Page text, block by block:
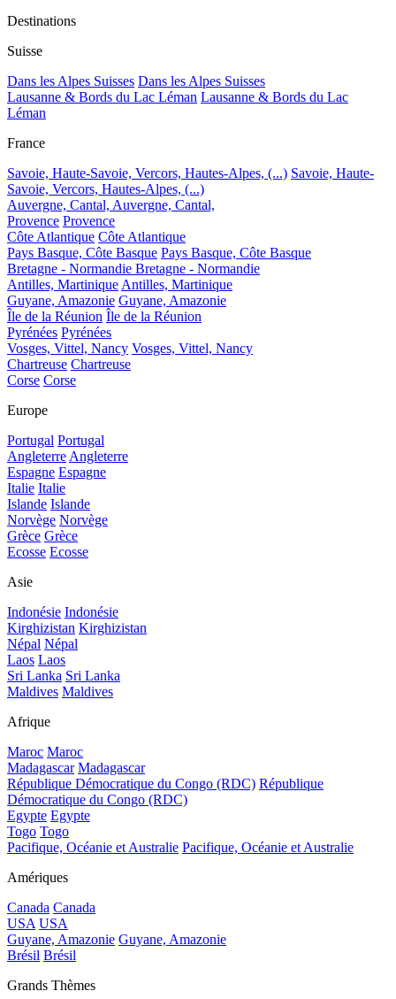
Destinations
Suisse
Dans les Alpes Suisses Dans les Alpes Suisses
Lausanne & Bords du Lac Léman Lausanne & Bords du Lac
Léman
France
Savoie, Haute-Savoie, Vercors, Hautes-Alpes, (...) Savoie, Haute-
Savoie, Vercors, Hautes-Alpes, (...)
Auvergne, Cantal, Auvergne, Cantal,
Provence Provence
Côte Atlantique Côte Atlantique
Pays Basque, Côte Basque Pays Basque, Côte Basque
Bretagne - Normandie Bretagne - Normandie
Antilles, MartiniqueAntilles, Martinique
Guyane, Amazonie Guyane, Amazonie
Île de la Réunion Île de la Réunion
Pyrénées Pyrénées
Vosges, Vittel, Nancy Vosges, Vittel, Nancy
Chartreuse Chartreuse
Corse Corse
Europe
Portugal Portugal
AngleterreAngleterre
Espagne Espagne
Italie Italie
Islande Islande
Norvège Norvège
Grèce Grèce
Ecosse Ecosse
Asie
Indonésie Indonésie
Kirghizistan Kirghizistan
Népal Népal
Laos Laos
Sri Lanka Sri Lanka
Maldives Maldives
Afrique
Maroc Maroc
Madagascar Madagascar
République Démocratique du Congo (RDC) République
Démocratique du Congo (RDC)
Egypte Egypte
Togo Togo
Pacifique, Océanie et Australie Pacifique, Océanie et Australie
Amériques
Canada Canada
USA USA
Guyane, Amazonie Guyane, Amazonie
Brésil Brésil
Grands Thèmes